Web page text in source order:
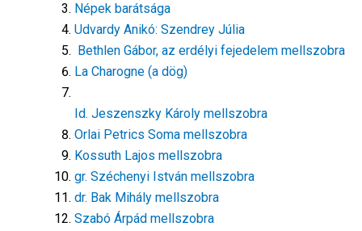
Népek barátsága
Udvardy Anikó: Szendrey Júlia
Bethlen Gábor, az erdélyi fejedelem mellszobra
La Charogne (a dög)
Id. Jeszenszky Károly mellszobra
Orlai Petrics Soma mellszobra
Kossuth Lajos mellszobra
gr. Széchenyi István mellszobra
dr. Bak Mihály mellszobra
Szabó Árpád mellszobra